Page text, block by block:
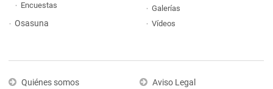
Encuestas
Osasuna
Galerías
Vídeos
Quiénes somos
Aviso Legal